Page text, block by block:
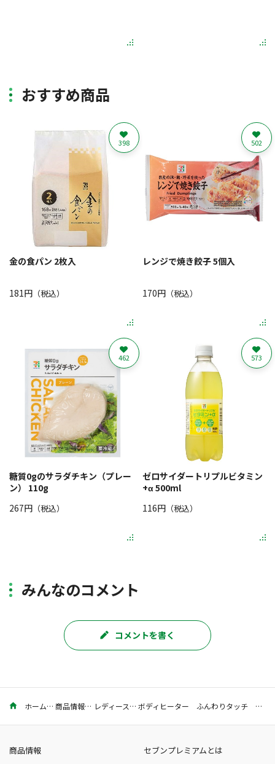
おすすめ商品
金の食パン 2枚入
181円 （税込）
398
レンジで焼き餃子 5個入
170円（税込）
502
糖質0gのサラダチキン（プレー
ン） 110g
267円 （税込）
462
ゼロサイダートリプルビタミン
+α 500ml
116円（税込）
573
みんなのコメント
コメントを書く
ホーム 商品情報 レディース ボディヒーター ふんわりタッチ カラータイツ ４０デニール
商品情報 セブンプレミアムとは